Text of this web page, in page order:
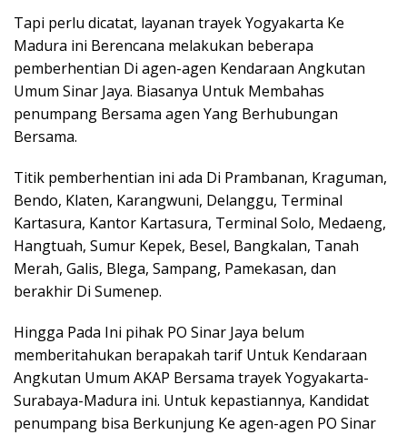
Tapi perlu dicatat, layanan trayek Yogyakarta Ke
Madura ini Berencana melakukan beberapa
pemberhentian Di agen-agen Kendaraan Angkutan
Umum Sinar Jaya. Biasanya Untuk Membahas
penumpang Bersama agen Yang Berhubungan
Bersama.
Titik pemberhentian ini ada Di Prambanan, Kraguman,
Bendo, Klaten, Karangwuni, Delanggu, Terminal
Kartasura, Kantor Kartasura, Terminal Solo, Medaeng,
Hangtuah, Sumur Kepek, Besel, Bangkalan, Tanah
Merah, Galis, Blega, Sampang, Pamekasan, dan
berakhir Di Sumenep.
Hingga Pada Ini pihak PO Sinar Jaya belum
memberitahukan berapakah tarif Untuk Kendaraan
Angkutan Umum AKAP Bersama trayek Yogyakarta-
Surabaya-Madura ini. Untuk kepastiannya, Kandidat
penumpang bisa Berkunjung Ke agen-agen PO Sinar